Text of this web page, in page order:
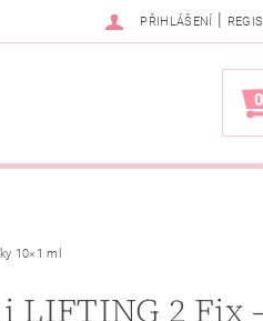
PŘIHLÁŠENÍ |
0
10×1 ml
LIFTING 2 Fix